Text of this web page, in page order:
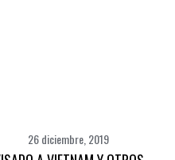
26 diciembre, 2019